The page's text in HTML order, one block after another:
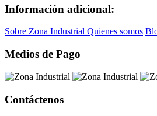
Información adicional:
Sobre Zona Industrial Quienes somos
Medios de Pago
Contáctenos